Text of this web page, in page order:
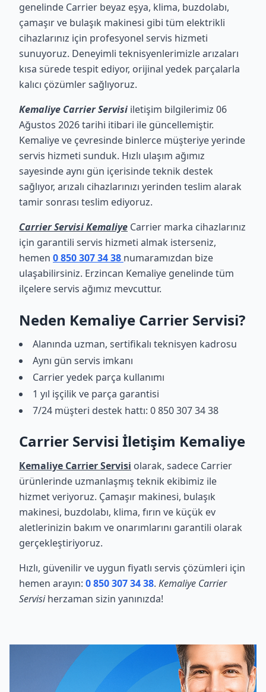
genelinde Carrier beyaz eşya, klima, buzdolabı,
çamaşır ve bulaşık makinesi gibi tüm elektrikli
cihazlarınız için profesyonel servis hizmeti
sunuyoruz. Deneyimli teknisyenlerimizle arızaları
kısa sürede tespit ediyor, orijinal yedek parçalarla
kalıcı çözümler sağlıyoruz.
Kemaliye Carrier Servisi iletişim bilgilerimiz 06
Ağustos 2026 tarihi itibari ile güncellemiştir.
Kemaliye ve çevresinde binlerce müşteriye yerinde
servis hizmeti sunduk. Hızlı ulaşım ağımız
sayesinde aynı gün içerisinde teknik destek
sağlıyor, arızalı cihazlarınızı yerinden teslim alarak
tamir sonrası teslim ediyoruz.
Carrier Servisi Kemaliye Carrier marka cihazlarınız
için garantili servis hizmeti almak isterseniz,
hemen 0 850 307 34 38 numaramızdan bize
ulaşabilirsiniz. Erzincan Kemaliye genelinde tüm
ilçelere servis ağımız mevcuttur.
Neden Kemaliye Carrier Servisi?
Alanında uzman, sertifikalı teknisyen kadrosu
Aynı gün servis imkanı
Carrier yedek parça kullanımı
1 yıl işçilik ve parça garantisi
7/24 müşteri destek hattı: 0 850 307 34 38
Carrier Servisi İletişim Kemaliye
Kemaliye Carrier Servisi olarak, sadece Carrier
ürünlerinde uzmanlaşmış teknik ekibimiz ile
hizmet veriyoruz. Çamaşır makinesi, bulaşık
makinesi, buzdolabı, klima, fırın ve küçük ev
aletlerinizin bakım ve onarımlarını garantili olarak
gerçekleştiriyoruz.
Hızlı, güvenilir ve uygun fiyatlı servis çözümleri için
hemen arayın: 0 850 307 34 38. Kemaliye Carrier
Servisiherzaman sizin yanınızda!